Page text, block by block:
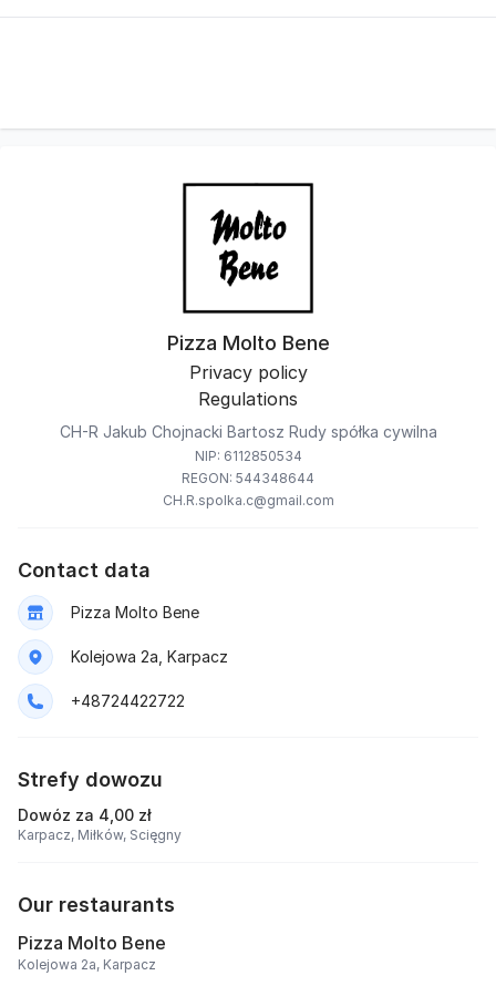
Pizza Molto Bene
Privacy policy
Regulations
CH-R Jakub Chojnacki Bartosz Rudy spółka cywilna
NIP: 6112850534
REGON: 544348644
CH.R.spolka.c@gmail.com
Contact data
Pizza Molto Bene
Kolejowa 2a, Karpacz
+48724422722
Strefy dowozu
Dowóz za 4,00 zł
Karpacz, Miłków, Scięgny
Our restaurants
Pizza Molto Bene
Kolejowa 2a, Karpacz